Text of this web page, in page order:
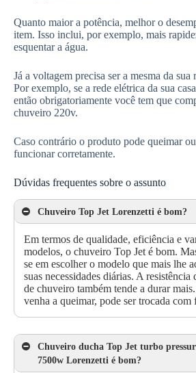
Quanto maior a potência, melhor o
item. Isso inclui, por exemplo, mais
esquentar a água.
Já a voltagem precisa ser a mesma da sua
Por exemplo, se a rede elétrica da sua
então obrigatoriamente você tem que
chuveiro 220v.
Caso contrário o produto pode queimar
funcionar corretamente.
Dúvidas frequentes sobre o assunto
Chuveiro Top Jet Lorenzetti é bom?
Em termos de qualidade, eficiência e
modelos, o chuveiro Top Jet é bom.
se em escolher o modelo que mais lhe
suas necessidades diárias. A resistência
de chuveiro também tende a durar
venha a queimar, pode ser trocada com
Chuveiro ducha Top Jet turbo
7500w Lorenzetti é bom?